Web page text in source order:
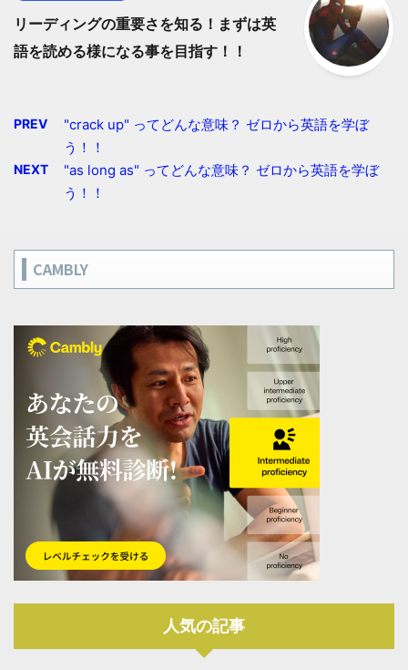
リーディングの重要さを知る！まずは英
語を読める様になる事を目指す！！
PREV
"crack up" ってどんな意味？ ゼロから英語を学ぼ
う！！
NEXT
"as long as" ってどんな意味？ ゼロから英語を学ぼ
う！！
CAMBLY
人気の記事